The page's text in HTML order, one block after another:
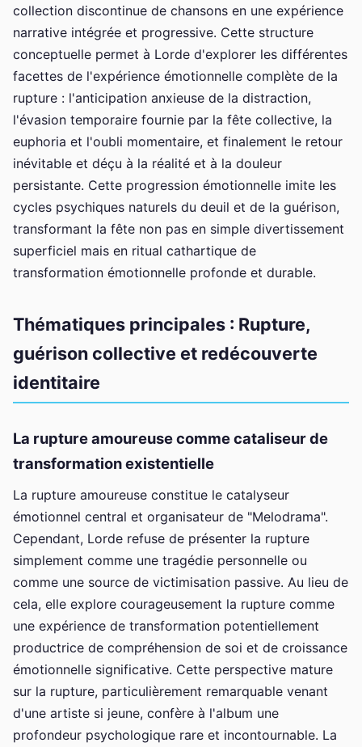
collection discontinue de chansons en une expérience
narrative intégrée et progressive. Cette structure
conceptuelle permet à Lorde d'explorer les différentes
facettes de l'expérience émotionnelle complète de la
rupture : l'anticipation anxieuse de la distraction,
l'évasion temporaire fournie par la fête collective, la
euphoria et l'oubli momentaire, et finalement le retour
inévitable et déçu à la réalité et à la douleur
persistante. Cette progression émotionnelle imite les
cycles psychiques naturels du deuil et de la guérison,
transformant la fête non pas en simple divertissement
superficiel mais en ritual cathartique de
transformation émotionnelle profonde et durable.
Thématiques principales : Rupture,
guérison collective et redécouverte
identitaire
La rupture amoureuse comme cataliseur de
transformation existentielle
La rupture amoureuse constitue le catalyseur
émotionnel central et organisateur de "Melodrama".
Cependant, Lorde refuse de présenter la rupture
simplement comme une tragédie personnelle ou
comme une source de victimisation passive. Au lieu de
cela, elle explore courageusement la rupture comme
une expérience de transformation potentiellement
productrice de compréhension de soi et de croissance
émotionnelle significative. Cette perspective mature
sur la rupture, particulièrement remarquable venant
d'une artiste si jeune, confère à l'album une
profondeur psychologique rare et incontournable. La